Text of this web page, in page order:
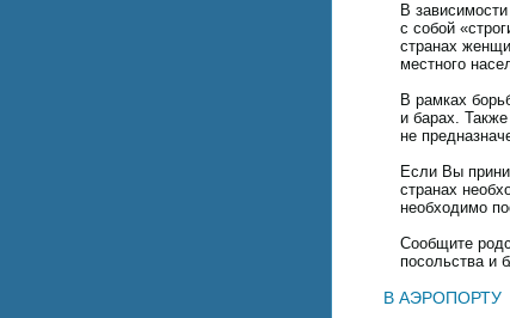
В
с собой
странах
местного
В рамках
и барах.
не
Если Вы
странах
необходимо
Сообщите
посольства и
В АЭРОПОРТУ